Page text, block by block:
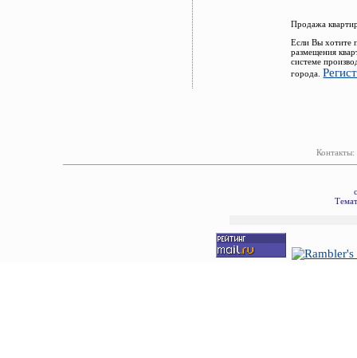
Продажа
Если Вы хотите
размещения
системе
города.
Контакты: